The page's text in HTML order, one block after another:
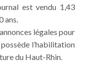
est vendu 1,43
ans.
légales pour
l’habilitation
du Haut-Rhin.